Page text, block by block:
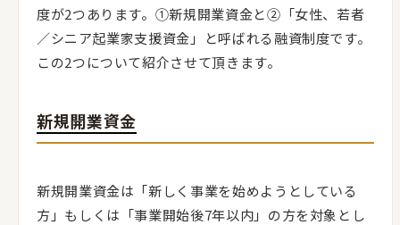
度が2つあります。①新規開業資金と②「女性、若者
／シニア起業家支援資金」と呼ばれる融資制度です。
この2つについて紹介させて頂きます。
新規開業資金
新規開業資金は「新しく事業を始めようとしている
方」もしくは「事業開始後7年以内」の方を対象とし